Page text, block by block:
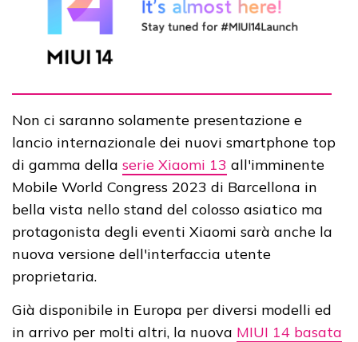
Non ci saranno solamente presentazione e
lancio internazionale dei nuovi smartphone top
di gamma della serie Xiaomi 13 all'imminente
Mobile World Congress 2023 di Barcellona in
bella vista nello stand del colosso asiatico ma
protagonista degli eventi Xiaomi sarà anche la
nuova versione dell'interfaccia utente
proprietaria.
Già disponibile in Europa per diversi modelli ed
in arrivo per molti altri, la nuova MIUI 14 basata